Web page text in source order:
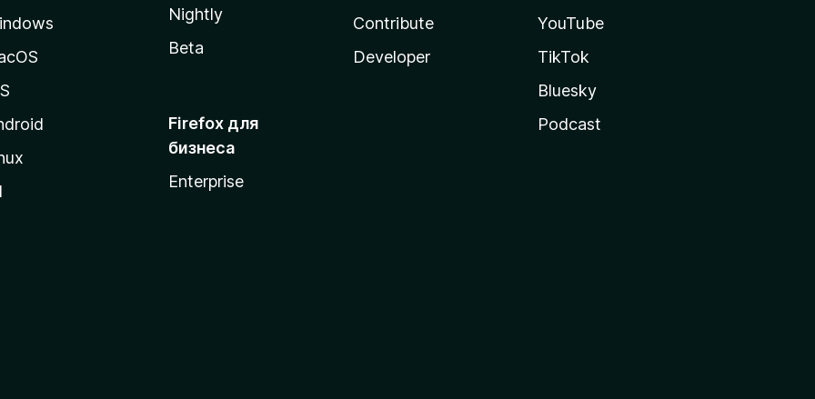
Nightly
Beta
Firefox для
бизнеса
Enterprise
Contribute
Developer
YouTube
TikTok
Bluesky
Podcast